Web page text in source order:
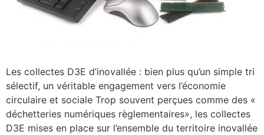
Les collectes D3E d’inovallée : bien plus qu’un simple tri
sélectif, un véritable engagement vers l’économie
circulaire et sociale Trop souvent perçues comme des «
déchetteries numériques règlementaires», les collectes
D3E mises en place sur l’ensemble du territoire inovallée